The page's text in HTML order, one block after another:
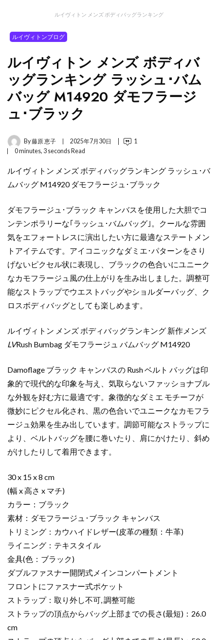
ルイヴィトン メンズ ボディバッグランキング
ルイヴィトンブログ
ルイヴィトン メンズ ボディバ
ッグランキング ラッシュ･バム
バッグ M14920 ダモフラージ
ュ･ブラック
By藤原 恵子 2025年7月30日
1
0 minutes, 3 seconds Read
ルイヴィトン メンズ ボディバッグランキング ラッシュ･バ
ムバッグ M14920 ダモフラージュ･ブラック
ダモフラージュ･ブラック キャンバスを使用した大胆でコ
ンテンポラリーな｢ラッシュ･バムバッグ｣。クールな雰囲
気をエフォートレスに演出したい方に最適なステートメン
トアイテムです。アイコニックなダミエ･パターンをさり
げないピクセル状に表現し、ブラックの色合いにユニーク
なカモフラージュ風の仕上がりを生み出しました。調整可
能なストラップでウエストバッグやショルダーバッグ、ク
ロスボディバッグとしても楽しめます。
ルイヴィトン メンズ ボディバッグランキング 新作メンズ
LVRush Bumbag ダモフラージュ バムバッグ M14920
Damoflage ブラック キャンバスの Rush ベルト バッグは印
象的で現代的な印象を与え、気取らないファッショナブル
な外観を好む方に最適です。象徴的なダミエ モチーフが
微妙にピクセル化され、黒の色合いでユニークなカモフラ
ージュ効果を生み出しています。調節可能なストラップに
より、ベルトバッグを腰に巻いたり、肩にかけたり、斜め
がけしたりして着用できます。
30 x 15 x 8 cm
(幅 x 高さ x マチ)
カラー：ブラック
素材：ダモフラージュ･ブラック キャンバス
トリミング：カウハイドレザー(皮革の種類：牛革)
ライニング：テキスタイル
金具(色：ブラック)
ダブルファスナー開閉式メインコンパートメント
フロントにファスナー式ポケット
ストラップ：取り外し不可, 調整可能
ストラップの頂点からバッグ上部までの長さ(最短)：26.0
cm